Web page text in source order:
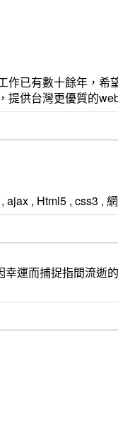
作已有數十餘年，
提供台灣更優質的
ajax , Html5 , css3 ,
運而捕捉指間流逝